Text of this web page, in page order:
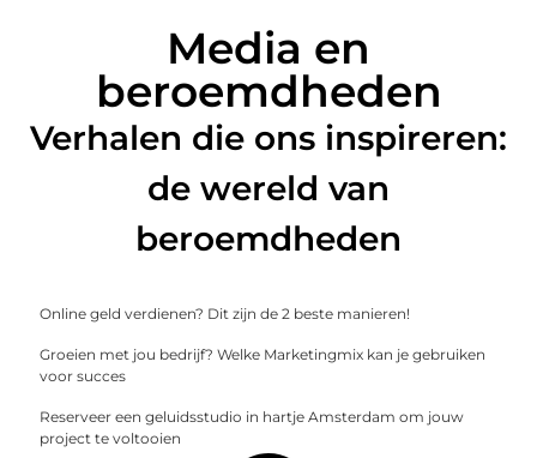
Media en
beroemdheden
Verhalen die ons inspireren:
de wereld van
beroemdheden
Online geld verdienen? Dit zijn de 2 beste manieren!
Groeien met jou bedrijf? Welke Marketingmix kan je gebruiken
voor succes
Reserveer een geluidsstudio in hartje Amsterdam om jouw
project te voltooien